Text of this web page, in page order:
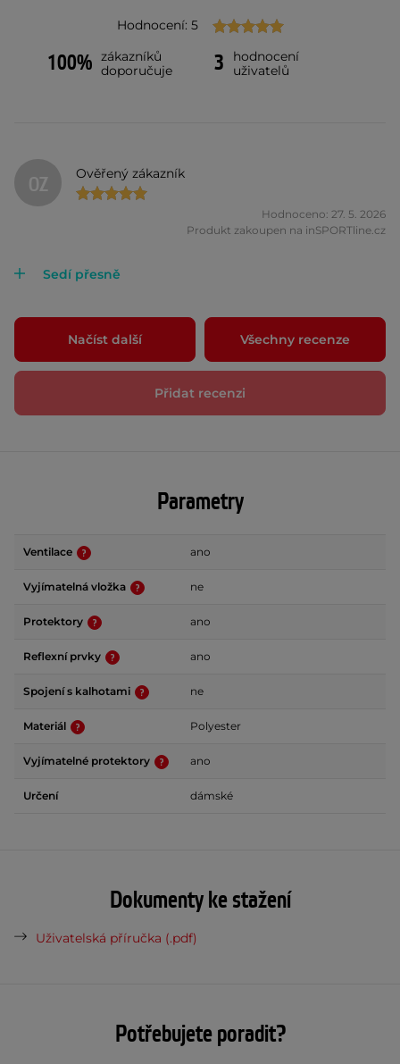
Hodnocení: 5
100% zákazníků
doporučuje
3
hodnocení
uživatelů
OZ Ověřený zákazník
Hodnoceno: 27. 5. 2026
Produkt zakoupen na inSPORTline.cz
Sedí přesně
Načíst další Všechny recenze
Přidat recenzi
Parametry
Ventilace ano
Vyjímatelná vložka ne
Protektory ano
Reflexní prvky ano
Spojení s kalhotami ne
Materiál Polyester
Vyjímatelné protektory ano
Určení dámské
Dokumenty ke stažení
Uživatelská příručka (.pdf)
Potřebujete poradit?